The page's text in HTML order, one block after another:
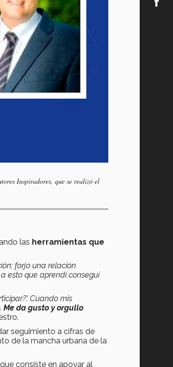
Inspiradores, que se realizó el
las herramientas que
forjo una relación
esto que aprendí conseguí
Cuando mis
Me da gusto y orgullo
seguimiento a cifras de
de la mancha urbana de la
consiste en apoyar al